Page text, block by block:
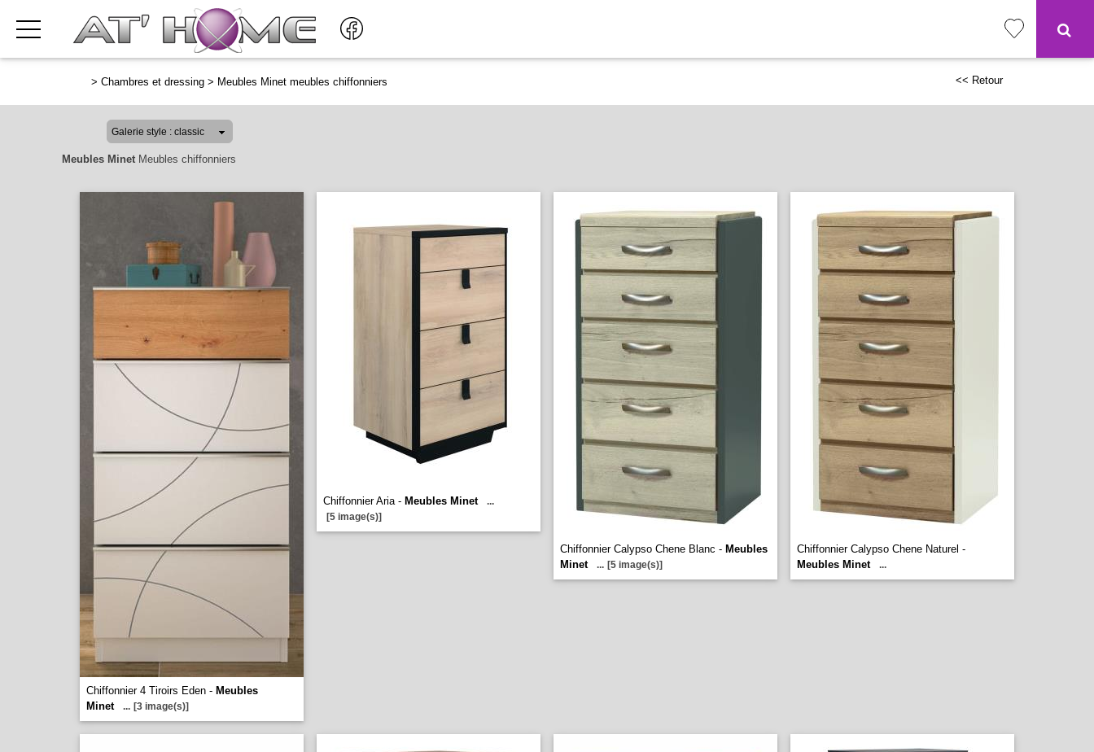
> Chambres et dressing > Meubles Minet meubles chiffonniers << Retour
Meubles Minet Meubles chiffonniers
Chiffonnier 4 Tiroirs Eden - Meubles
Minet
... [3 image(s)]
Chiffonnier Aria - Meubles Minet
...
[5 image(s)]
Chiffonnier Calypso Chene Blanc - Meubles
Minet
... [5 image(s)]
Chiffonnier Calypso Chene Naturel -
Meubles Minet
...